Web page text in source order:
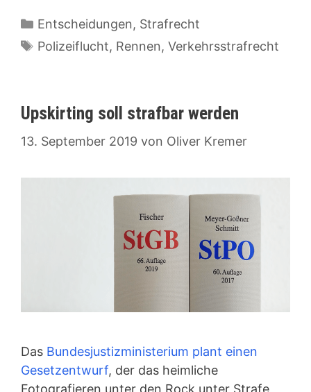
Kategorien
Entscheidungen, Strafrecht
Schlagwörter
Polizeiflucht, Rennen, Verkehrsstrafrecht
Upskirting soll strafbar werden
13. September 2019 von Oliver Kremer
Das Bundesjustizministerium plant einen
Gesetzentwurf, der das heimliche
Fotografieren unter den Rock unter Strafe